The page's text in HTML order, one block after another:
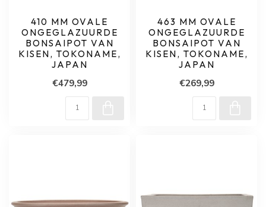
410 MM OVALE
ONGEGLAZUURDE
BONSAIPOT VAN
KISEN, TOKONAME,
JAPAN
€479,99
463 MM OVALE
ONGEGLAZUURDE
BONSAIPOT VAN
KISEN, TOKONAME,
JAPAN
€269,99